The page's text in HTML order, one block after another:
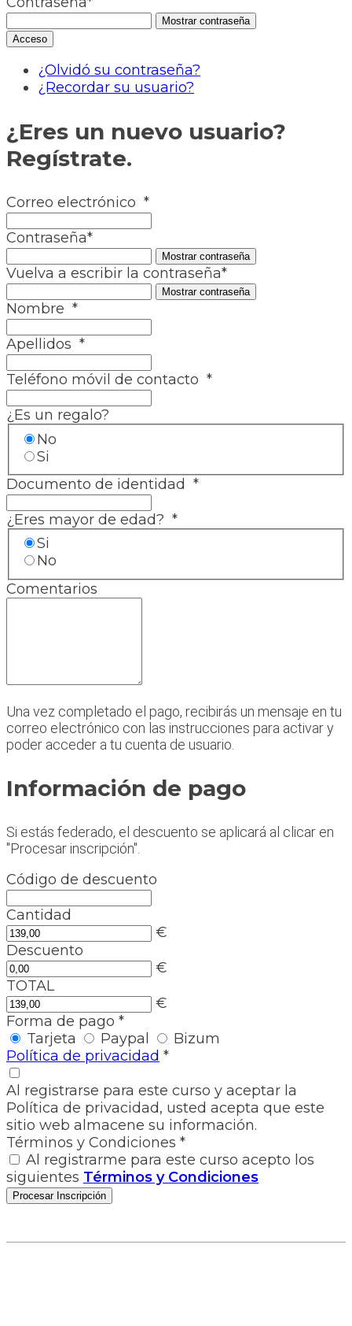
Mostrar contraseña
¿Olvidó su contraseña?
¿Recordar su usuario?
¿Eres un nuevo usuario?
Regístrate.
Correo electrónico *
Contraseña*
Mostrar contraseña
Vuelva a escribir la contraseña*
Mostrar contraseña
Nombre *
Apellidos *
Teléfono móvil de contacto *
¿Es un regalo?
No
Si
Documento de identidad *
¿Eres mayor de edad? *
Si
No
Comentarios
Una vez completado el pago, recibirás un mensaje en tu
correo electrónico con las instrucciones para activar y
poder acceder a tu cuenta de usuario.
Información de pago
Si estás federado, el descuento se aplicará al clicar en
"Procesar inscripción".
Código de descuento
Cantidad
€
Descuento
€
TOTAL
€
Forma de pago *
Tarjeta
Paypal
Bizum
Política de privacidad *
Al registrarse para este curso y aceptar la
Política de privacidad, usted acepta que este
sitio web almacene su información.
Términos y Condiciones *
Al registrarme para este curso acepto los
siguientes Términos y Condiciones